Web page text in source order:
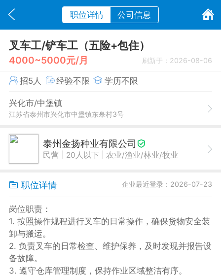
职位详情 公司信息
叉车工/铲车工（五险+包住）
4000~5000元/月 刷新于：2026-08-06
招5人 经验不限 学历不限
兴化市/中堡镇
江苏省泰州市兴化市中堡镇东皋村3号
泰州金扬种业有限公司
民营 20人以下 农业/渔业/林业/牧业
职位详情 企业最近登录：2026-07-23
岗位职责：
1. 按照操作规程进行叉车的日常操作，确保货物安全装
卸与搬运。
2. 负责叉车的日常检查、维护保养，及时发现并报告设
备故障。
3. 遵守仓库管理制度，保持作业区域整洁有序。